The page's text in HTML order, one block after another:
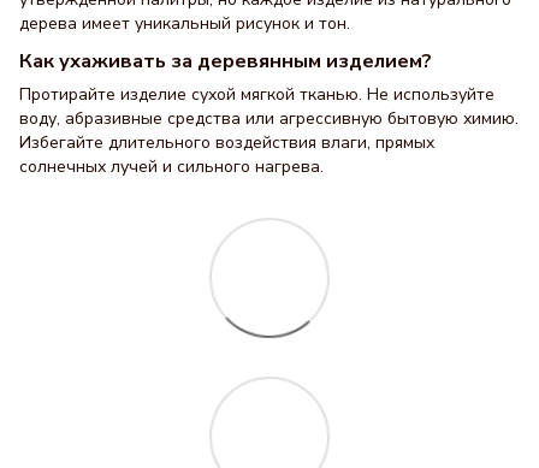
дерева имеет уникальный рисунок и тон.
Как ухаживать за деревянным изделием?
Протирайте изделие сухой мягкой тканью. Не используйте
воду, абразивные средства или агрессивную бытовую химию.
Избегайте длительного воздействия влаги, прямых
солнечных лучей и сильного нагрева.